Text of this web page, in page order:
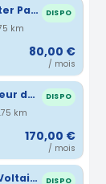
Location parking moto scooter Paris 11eme DISPO
km
80,00 €
/ mois
Parking au 66 rue Amelot. Cœur du Marais. Proximité Gare du Nord, Gare de Lyon et Gare de l'Est. DISPO
km
170,00 €
/ mois
Parking Sécurisé Boulevard Voltaire Proche Métro Charonne DISPO